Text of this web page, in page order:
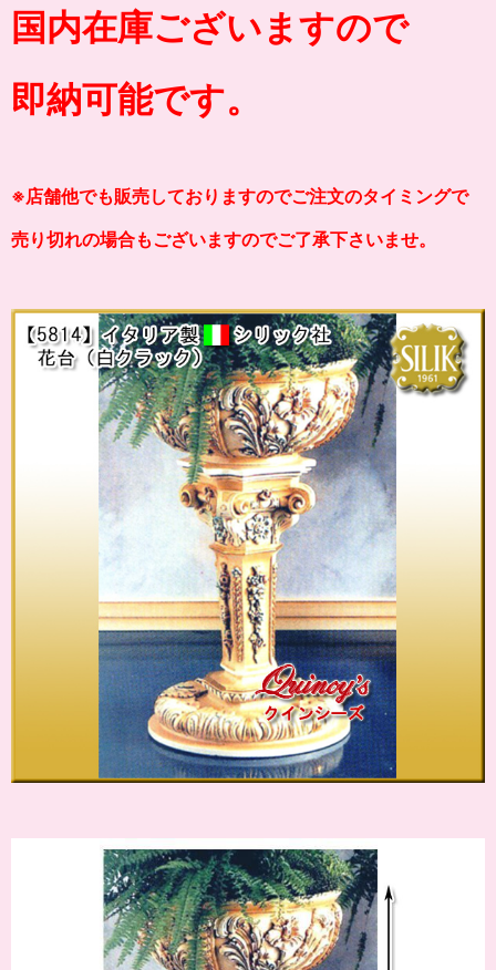
国内在庫ございますので
即納可能です。
※店舗他でも販売しておりますのでご注文のタイミングで
売り切れの場合もございますのでご了承下さいませ。